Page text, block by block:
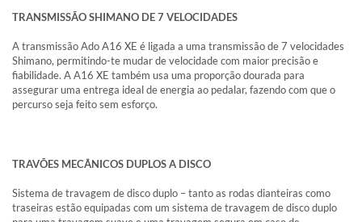
TRANSMISSÃO SHIMANO DE 7 VELOCIDADES
A transmissão Ado A16 XE é ligada a uma transmissão de 7 velocidades
Shimano, permitindo-te mudar de velocidade com maior precisão e
fiabilidade. A A16 XE também usa uma proporção dourada para
assegurar uma entrega ideal de energia ao pedalar, fazendo com que o
percurso seja feito sem esforço.
TRAVÕES MECÂNICOS DUPLOS A DISCO
Sistema de travagem de disco duplo – tanto as rodas dianteiras como
traseiras estão equipadas com um sistema de travagem de disco duplo